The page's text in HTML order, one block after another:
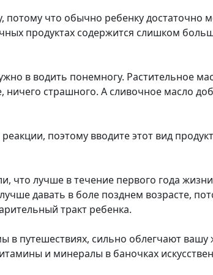
потому что обычно ребенку достаточно
продуктах содержится слишком
в водить понемногу. Растительное
ничего страшного. А сливочное масло
поэтому вводите этот вид
что лучше в течение первого года
давать в боле позднем возрасте,
тракт ребенка.
в путешествиях, сильно облегчают
и минералы в баночках